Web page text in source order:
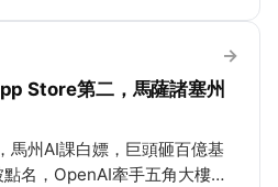
→
Store第二，馬薩諸塞州
馬州AI課白嫖，巨頭砸百億基
名，OpenAI牽手五角大樓，